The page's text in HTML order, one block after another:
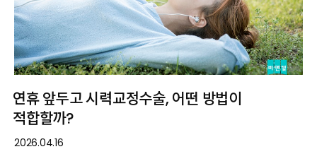
연휴 앞두고 시력교정수술, 어떤 방법이
적합할까?
2026.04.16